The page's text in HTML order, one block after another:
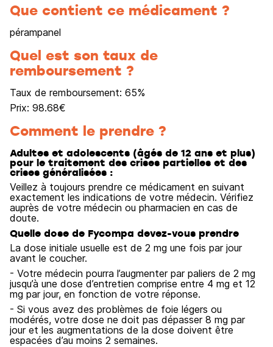
Que contient ce médicament ?
pérampanel
Quel est son taux de
remboursement ?
Taux de remboursement: 65%
Prix: 98.68€
Comment le prendre ?
Adultes et adolescents (âgés de 12 ans et plus)
pour le traitement des crises partielles et des
crises généralisées :
Veillez à toujours prendre ce médicament en suivant
exactement les indications de votre médecin. Vérifiez
auprès de votre médecin ou pharmacien en cas de
doute.
Quelle dose de Fycompa devez-vous prendre
La dose initiale usuelle est de 2 mg une fois par jour
avant le coucher.
- Votre médecin pourra l’augmenter par paliers de 2 mg
jusqu’à une dose d’entretien comprise entre 4 mg et 12
mg par jour, en fonction de votre réponse.
- Si vous avez des problèmes de foie légers ou
modérés, votre dose ne doit pas dépasser 8 mg par
jour et les augmentations de la dose doivent être
espacées d’au moins 2 semaines.